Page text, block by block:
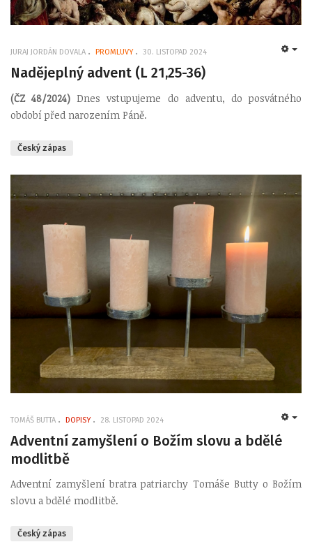
JURAJ JORDÁN DOVALA PROMLUVY 30. LISTOPAD 2024
Nadějeplný advent (L 21,25-36)
(ČZ 48/2024) Dnes vstupujeme do adventu, do posvátného
období před narozením Páně.
Český zápas
TOMÁŠ BUTTA DOPISY 28. LISTOPAD 2024
Adventní zamyšlení o Božím slovu a bdělé
modlitbě
Adventní zamyšlení bratra patriarchy Tomáše Butty o Božím
slovu a bdělé modlitbě.
Český zápas